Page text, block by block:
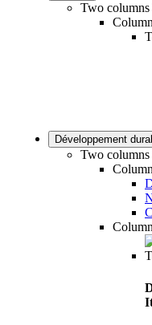
Two columns
Développement
Two columns